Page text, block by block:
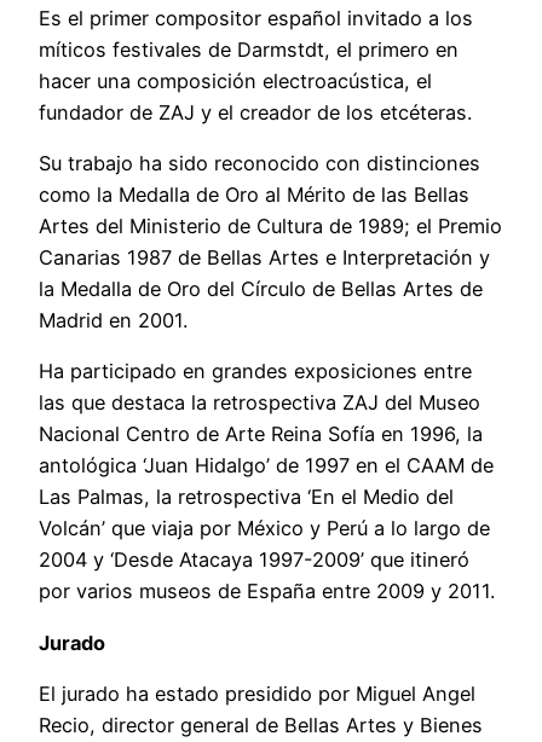
Es el primer compositor español invitado a los
míticos festivales de Darmstdt, el primero en
hacer una composición electroacústica, el
fundador de ZAJ y el creador de los etcéteras.
Su trabajo ha sido reconocido con distinciones
como la Medalla de Oro al Mérito de las Bellas
Artes del Ministerio de Cultura de 1989; el Premio
Canarias 1987 de Bellas Artes e Interpretación y
la Medalla de Oro del Círculo de Bellas Artes de
Madrid en 2001.
Ha participado en grandes exposiciones entre
las que destaca la retrospectiva ZAJ del Museo
Nacional Centro de Arte Reina Sofía en 1996, la
antológica ‘Juan Hidalgo’ de 1997 en el CAAM de
Las Palmas, la retrospectiva ‘En el Medio del
Volcán’ que viaja por México y Perú a lo largo de
2004 y ‘Desde Atacaya 1997-2009’ que itineró
por varios museos de España entre 2009 y 2011.
Jurado
El jurado ha estado presidido por Miguel Angel
Recio, director general de Bellas Artes y Bienes